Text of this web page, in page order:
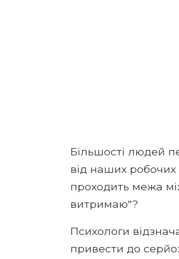
Більшості людей
від наших робочих
проходить межа
витримаю"?
Психологи
привести до